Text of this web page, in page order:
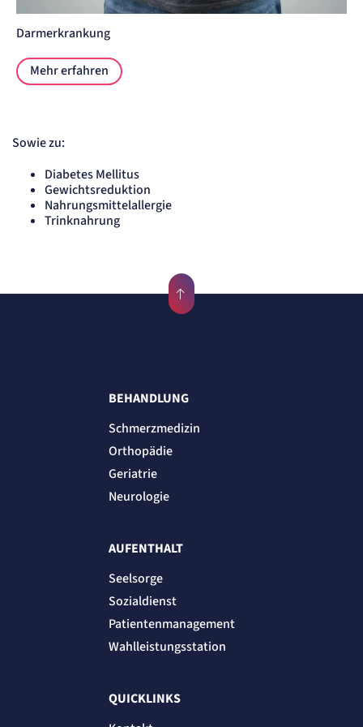
Darmerkrankung
Mehr erfahren
Sowie zu:
Diabetes Mellitus
Gewichtsreduktion
Nahrungsmittelallergie
Trinknahrung
BEHANDLUNG
Schmerzmedizin
Orthopädie
Geriatrie
Neurologie
AUFENTHALT
Seelsorge
Sozialdienst
Patientenmanagement
Wahlleistungsstation
QUICKLINKS